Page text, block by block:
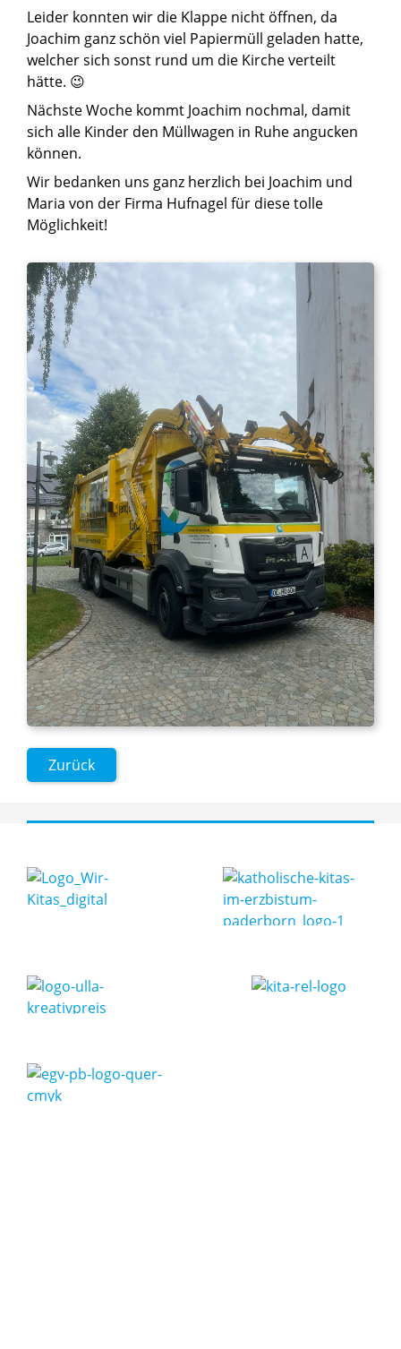
Leider konnten wir die Klappe nicht öffnen, da
Joachim ganz schön viel Papiermüll geladen hatte,
welcher sich sonst rund um die Kirche verteilt
hätte. 😉
Nächste Woche kommt Joachim nochmal, damit
sich alle Kinder den Müllwagen in Ruhe angucken
können.
Wir bedanken uns ganz herzlich bei Joachim und
Maria von der Firma Hufnagel für diese tolle
Möglichkeit!
Zurück